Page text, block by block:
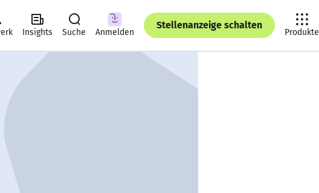
Insights Suche Anmelden
Stellenanzeige schalten
Produkte